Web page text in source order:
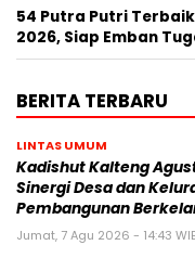
54 Putra Putri
2026, Siap Emban
BERITA TERBARU
LINTAS UMUM
Kadishut Kalteng
Sinergi Desa dan
Pembangunan
Jumat, 7 Agu 2026 - 14:43